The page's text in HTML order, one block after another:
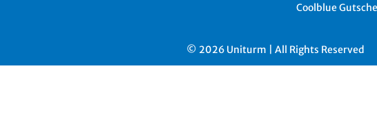
Coolblue
© 2026 Uniturm | All Rights Reserved